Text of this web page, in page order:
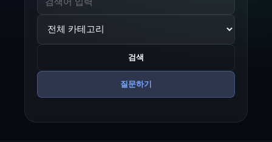
검색
질문하기